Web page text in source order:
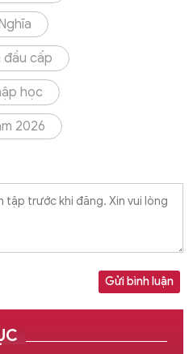
đầu cấp
học
2026
Gửi bình luận